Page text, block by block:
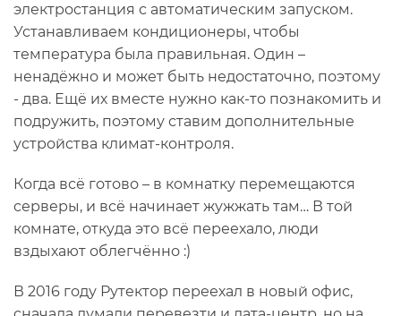
электростанция с автоматическим запуском.
Устанавливаем кондиционеры, чтобы
температура была правильная. Один –
ненадёжно и может быть недостаточно, поэтому
- два. Ещё их вместе нужно как-то познакомить и
подружить, поэтому ставим дополнительные
устройства климат-контроля.
Когда всё готово – в комнатку перемещаются
серверы, и всё начинает жужжать там… В той
комнате, откуда это всё переехало, люди
вздыхают облегчённо :)
В 2016 году Рутектор переехал в новый офис,